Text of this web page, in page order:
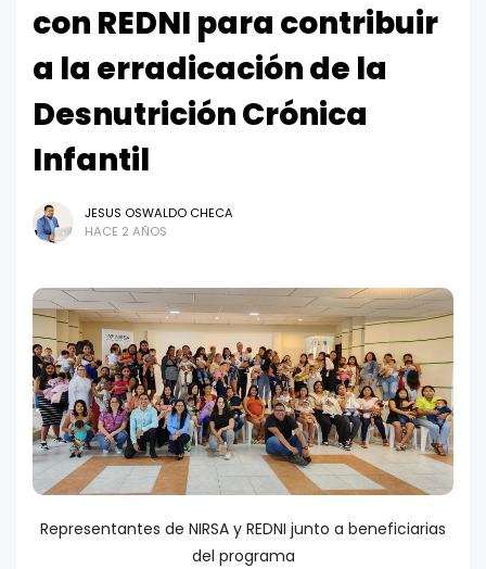
con REDNI para contribuir
a la erradicación de la
Desnutrición Crónica
Infantil
JESUS OSWALDO CHECA
HACE 2 AÑOS
Representantes de NIRSA y REDNI junto a beneficiarias
del programa